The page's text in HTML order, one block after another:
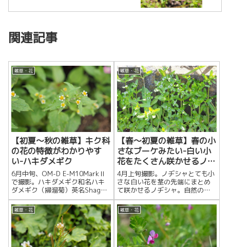
関連記事
雑草・花
【初夏～秋の雑草】キク科
の花の特徴がわかりやす
い-ハキダメギク
6月中旬、OM-D E-M10MarkⅡ
で撮影。ハキダメギク和名ハキ
ダメギク（掃溜菊）英名Shaggy
soldier / Hairy galinsoga分類
キ...
雑草・花
【春～初夏の雑草】春の小
さなブーケみたい-白い小
花をたくさん咲かせるノヂ
シャ
4月上旬撮影。ノヂシャとても小
さな白い花を茎の先端にまとめ
て咲かせるノヂシャ。自然のミ
ニチュアの花束のようです。和
名ノヂシャ（野萵苣）英名
Common corn...
雑草・花 雑草・花